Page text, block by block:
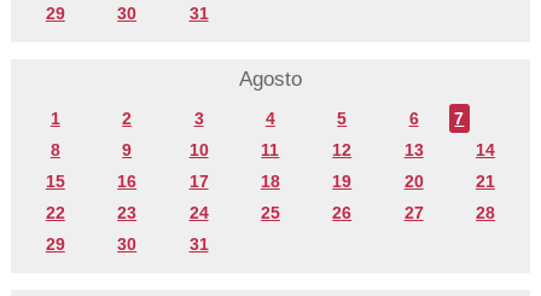
29 30 31
Agosto
1 2 3 4 5 6
7
8
9 10 11 12 13
14
15
16 17 18 19 20
21
22
23 24 25 26 27
28
29
30 31